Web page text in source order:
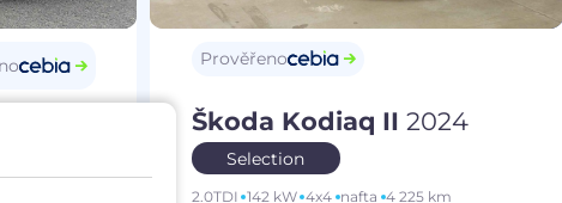
Prověřeno
Škoda Kodiaq II 2024
Selection
2.0TDI 142 kW 4x4 nafta 4 225 km